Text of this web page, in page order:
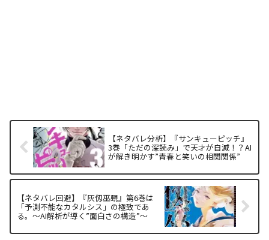
【ネタバレ分析】『サンキューピッチ』
3巻「ただの深読み」で天才が自滅！？AI
が解き明かす”青春と笑いの相関関係”
【ネタバレ回避】『灰仭巫覡』第6巻は
「予測不能なカタルシス」の極致であ
る。～AI解析が導く”面白さの構造”～